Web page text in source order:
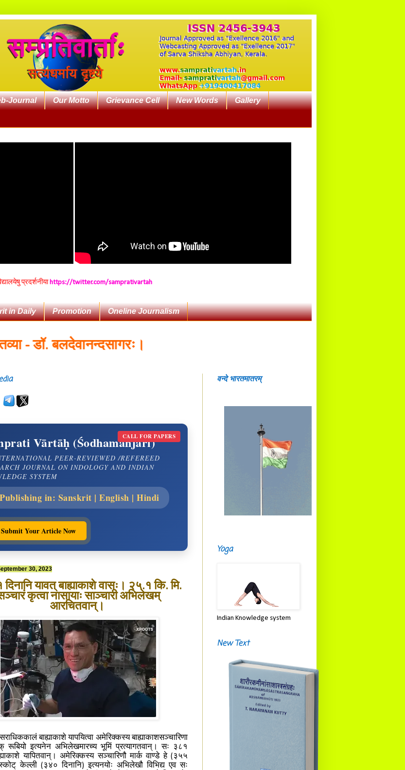
Journal Our Motto Grievance Cell New Words Gallery
प्रदर्शनीयाhttps://twitter.com/samprativartah
in Daily Promotion Oneline Journalism
बलदेवानन्दसागरः।
CALL FOR PAPERS
Vārtāḥ (Śodhamañjarī)
PEER-REVIEWED /REFEREED
JOURNAL ON INDOLOGY AND INDIAN
SYSTEM
Publishing in: Sanskrit | English | Hindi
Your Article Now
30, 2023
यावत् बाह्याकाशे वासः। २५.१ कि. मि.
कृत्वा नासायाः साञ्चारी अभिलेखम्
आरचितवान्।
बाह्याकाशे यापयित्वा अमेरिक्कस्य बाह्याकाशसञ्चारिणा
रूबियो इत्यनेन अभिलेखमारच्य भूमिं प्रत्यागतवान्। सः ३८१
यापितवान्। अमेरिक्कस्य सञ्चारिणौ मार्क वाण्डे हे (३५५
केल्ली (३४० दिनानि) इत्यनयोः अभिलेखौ विभिद्य एव सः
वन्दे भारतमातरम्
Yoga
Indian Knowledge system
New Text